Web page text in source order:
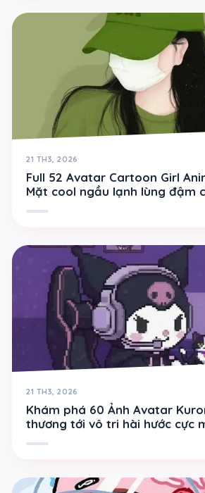
21 TH3, 2026
Full 52 Avatar Cartoon Girl
Mặt cool ngầu lạnh lùng đậm
21 TH3, 2026
Khám phá 60 Ảnh Avatar
thương tới vô tri hài hước cực